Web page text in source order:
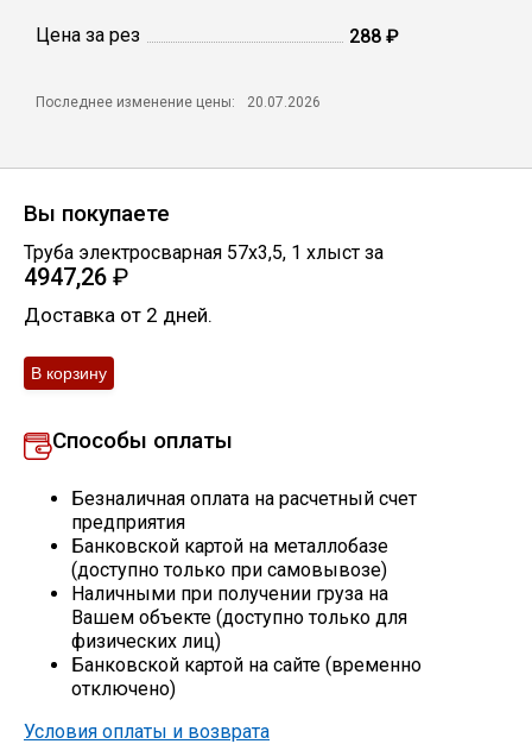
Электроды
Проволока
Остальное
Нержавейка
Цена за рез 288 ₽
Последнее изменение цены: 20.07.2026
Вы покупаете
Труба электросварная 57х3,5, 1 хлыст за
4947,26 ₽
Доставка от 2 дней.
Способы оплаты
Безналичная оплата на расчетный счет
предприятия
Банковской картой на металлобазе
(доступно только при самовывозе)
Наличными при получении груза на
Вашем объекте (доступно только для
физических лиц)
Банковской картой на сайте (временно
отключено)
Условия оплаты и возврата